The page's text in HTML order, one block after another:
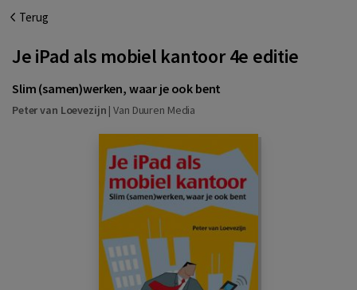
Terug
Je iPad als mobiel kantoor 4e editie
Slim (samen)werken, waar je ook bent
Peter van Loevezijn |Van Duuren Media